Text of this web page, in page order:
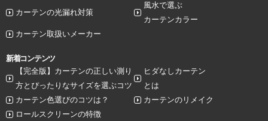
カーテンの光漏れ対策
風水で選ぶ
カーテンカラー
カーテン取扱いメーカー
新着コンテンツ
【完全版】カーテンの正しい測り
方とぴったりなサイズを選ぶコツ
ヒダなしカーテン
とは
カーテン色選びのコツは？
カーテンのリメイク
ロールスクリーンの特徴